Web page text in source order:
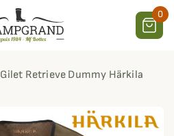
0
Gilet Retrieve Dummy Härkila